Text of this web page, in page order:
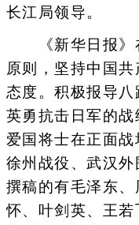
长江局领导。
《新华日报》
原则，坚持中国
态度。积极报导
英勇抗击日军的
爱国将士在正面战
徐州战役、武汉外
撰稿的有毛泽东
怀、叶剑英、王若